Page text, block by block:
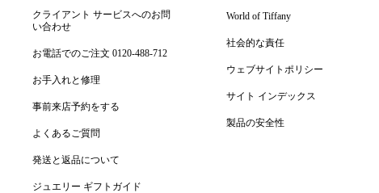
クライアント サービスへのお問
い合わせ
お電話でのご注文 0120-488-712
お手入れと修理
事前来店予約をする
よくあるご質問
発送と返品について
ジュエリー ギフトガイド
World of Tiffany
社会的な責任
ウェブサイトポリシー
サイト インデックス
製品の安全性